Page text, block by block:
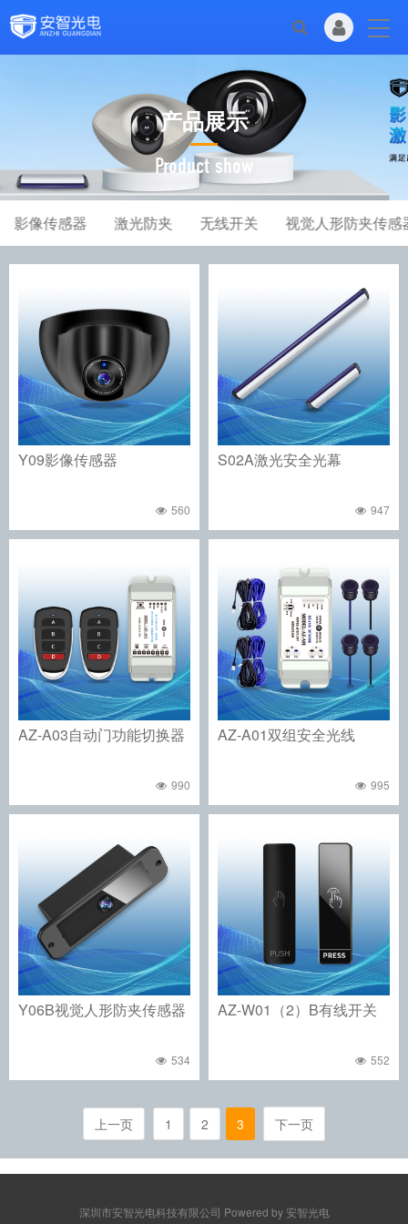
产品展示
Product show
影像传感器 激光防夹 无线开关 视觉人形防夹传感
Y09影像传感器
560
S02A激光安全光幕
947
AZ-A03自动门功能切换器
990
AZ-A01双组安全光线
995
Y06B视觉人形防夹传感器
534
AZ-W01（2）B有线开关
552
上一页 1 2 3 下一页
深圳市安智光电科技有限公司 Powered by 安智光电